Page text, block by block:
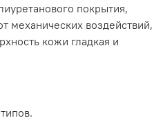
покрытия,
механических воздействий,
кожи гладкая и